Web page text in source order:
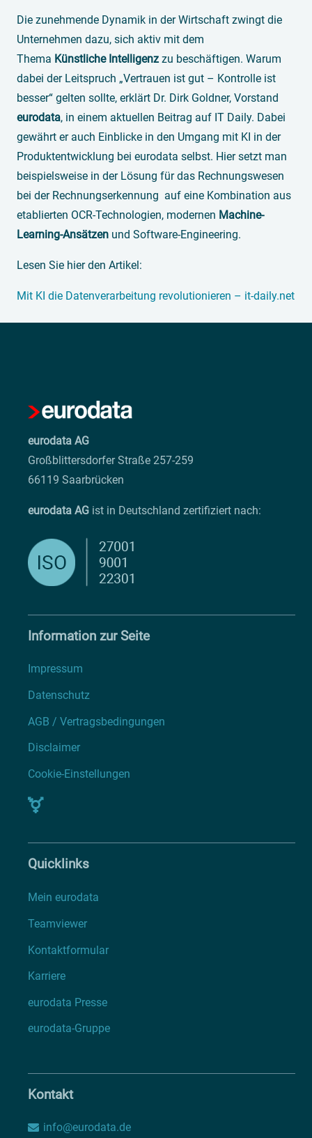
Die zunehmende Dynamik in der Wirtschaft zwingt die
Unternehmen dazu, sich aktiv mit dem
Thema Künstliche Intelligenz zu beschäftigen. Warum
dabei der Leitspruch „Vertrauen ist gut – Kontrolle ist
besser“ gelten sollte, erklärt Dr. Dirk Goldner, Vorstand
eurodata, in einem aktuellen Beitrag auf IT Daily. Dabei
gewährt er auch Einblicke in den Umgang mit KI in der
Produktentwicklung bei eurodata selbst. Hier setzt man
beispielsweise in der Lösung für das Rechnungswesen
bei der Rechnungserkennung auf eine Kombination aus
etablierten OCR-Technologien, modernen Machine-
Learning-Ansätzen und Software-Engineering.
Lesen Sie hier den Artikel:
Mit KI die Datenverarbeitung revolutionieren – it-daily.net
eurodata AG
Großblittersdorfer Straße 257-259
66119 Saarbrücken
eurodata AG ist in Deutschland zertifiziert nach:
Information zur Seite
Impressum
Datenschutz
AGB / Vertragsbedingungen
Disclaimer
Cookie-Einstellungen
Quicklinks
Mein eurodata
Teamviewer
Kontaktformular
Karriere
eurodata Presse
eurodata-Gruppe
Kontakt
info@eurodata.de